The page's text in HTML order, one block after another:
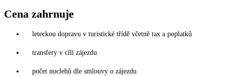
Cena zahrnuje
leteckou dopravu v turistické třídě včetně tax a poplatků
transfery v cíli zájezdu
počet noclehů dle smlouvy o zájezdu